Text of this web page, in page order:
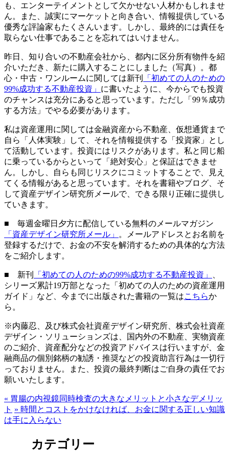
も、エンターテイメントとして欠かせない人材かもしれませ
ん。また、誠実にマーケットと向き合い、情報提供している
優秀な評論家もたくさんいます。しかし、最終的には責任を
取らない仕事であることを忘れてはいけません。
昨日、知り合いの不動産会社から、都内に区分所有物件を紹
介いただき、新たに購入することにしました（写真）。都
心・中古・ワンルームに関しては新刊
「初めての人のための
99%成功する不動産投資」 に書いたように、今からでも投資
のチャンスは充分にあると思っています。ただし「99％成功
する方法」でやる必要があります。
私は資産運用に関しては金融資産から不動産、仮想通貨まで
自ら「人体実験」して、それを情報提供する「投資家」とし
て活動しています。投資にはリスクがあります。私と同じ船
に乗っているからといって「絶対安心」と保証はできませ
ん。しかし、自らも同じリスクにコミットすることで、見え
てくる情報があると思っています。それを書籍やブログ、そ
して資産デザイン研究所メールで、できる限り正確に提供し
ていきます。
■ 毎週金曜日夕方に配信している無料のメールマガジン
「資産デザイン研究所メール」
。メールアドレスとお名前を
登録するだけで、お金の不安を解消するための具体的な方法
をご紹介します。
■ 新刊 「初めての人のための99%成功する不動産投資」
シリーズ累計19万部となった「初めての人のための資産運用
ガイド」など、今までに出版された書籍の一覧はこちらか
ら。
※内藤忍、及び株式会社資産デザイン研究所、株式会社資産
デザイン・ソリューションズは、国内外の不動産、実物資産
のご紹介、資産配分などの投資アドバイスは行いますが、金
融商品の個別銘柄の勧誘・推奨などの投資助言行為は一切行
っておりません。また、投資の最終判断はご自身の責任でお
願いいたします。
« 胃腸の内視鏡同時検査の大きなメリットと小さなデメリッ
ト » 時間とコストをかけなければ、お金に関する正しい知識
は手に入らない
カテゴリー